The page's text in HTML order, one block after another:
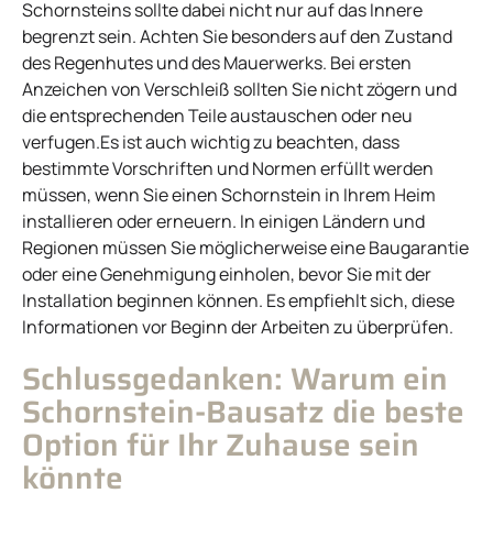
Schornsteins sollte dabei nicht nur auf das Innere
begrenzt sein. Achten Sie besonders auf den Zustand
des Regenhutes und des Mauerwerks. Bei ersten
Anzeichen von Verschleiß sollten Sie nicht zögern und
die entsprechenden Teile austauschen oder neu
verfugen.Es ist auch wichtig zu beachten, dass
bestimmte Vorschriften und Normen erfüllt werden
müssen, wenn Sie einen Schornstein in Ihrem Heim
installieren oder erneuern. In einigen Ländern und
Regionen müssen Sie möglicherweise eine Baugarantie
oder eine Genehmigung einholen, bevor Sie mit der
Installation beginnen können. Es empfiehlt sich, diese
Informationen vor Beginn der Arbeiten zu überprüfen.
Schlussgedanken: Warum ein
Schornstein-Bausatz die beste
Option für Ihr Zuhause sein
könnte